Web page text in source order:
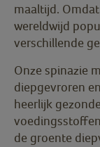
maaltijd.
wereldwijd
verschillende
Onze spinazie
diepgevroren
heerlijk
de groente